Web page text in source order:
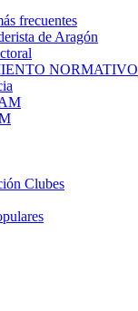
frecuentes
de Aragón
NORMATIVO
Clubes